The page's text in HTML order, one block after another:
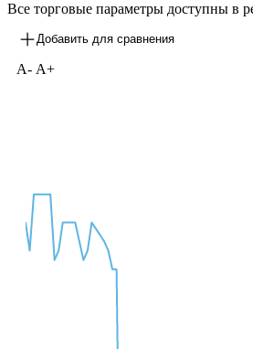
Все торговые параметры доступны в
Добавить для сравнения